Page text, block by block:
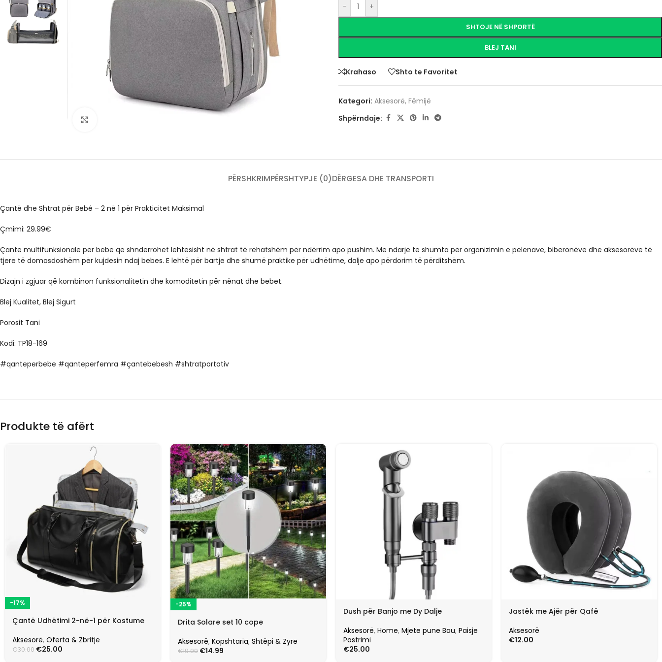
- +
SHTOJE NË SHPORTË
BLEJ TANI
Krahaso Shto te Favoritet
Kategori: Aksesorë, Fëmijë
Shpërndaje:
PËRSHKRIMPËRSHTYPJE (0)DËRGESA DHE TRANSPORTI
Çantë dhe Shtrat për Bebé – 2 në 1 për Prakticitet Maksimal
Çmimi: 29.99€
Çantë multifunksionale për bebe që shndërrohet lehtësisht në shtrat të rehatshëm për ndërrim apo pushim. Me ndarje të shumta për organizimin e pelenave, biberonëve dhe aksesorëve të
tjerë të domosdoshëm për kujdesin ndaj bebes. E lehtë për bartje dhe shumë praktike për udhëtime, dalje apo përdorim të përditshëm.
Dizajn i zgjuar që kombinon funksionalitetin dhe komoditetin për nënat dhe bebet.
Blej Kualitet, Blej Sigurt
Porosit Tani
Kodi: TP18-169
#qanteperbebe #qanteperfemra #çantebebesh #shtratportativ
Produkte të afërt
-17%
Çantë Udhëtimi 2-në-1 për Kostume
Aksesorë, Oferta & Zbritje
€30.00 €25.00
-25%
Drita Solare set 10 cope
Aksesorë, Kopshtaria, Shtëpi & Zyre
€19.99 €14.99
Dush për Banjo me Dy Dalje
Aksesorë, Home, Mjete pune Bau, Paisje
Pastrimi
€25.00
Jastëk me Ajër për Qafë
Aksesorë
€12.00